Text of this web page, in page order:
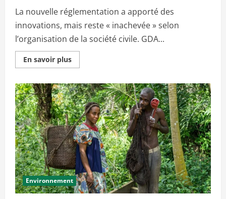
l
e
c
o
n
s
r
t
u
m
C
I
F
O
R
-
I
C
R
A
F
,
G
r
La nouvelle réglementation a apporté des
innovations, mais reste « inachevée » selon
l’organisation de la société civile. GDA...
En savoir plusE
n
v
o
i
r
p
l
u
s
s
u
r
L
o
i
f
o
Environnement